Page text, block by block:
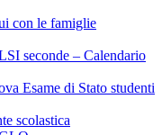
con le famiglie
seconde – Calendario
Esame di Stato studenti
scolastica